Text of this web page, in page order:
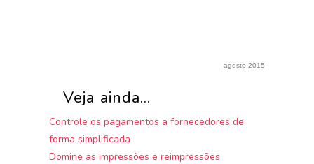
agosto 2015
Veja ainda...
Controle os pagamentos a fornecedores de
forma simplificada
Domine as impressões e reimpressões